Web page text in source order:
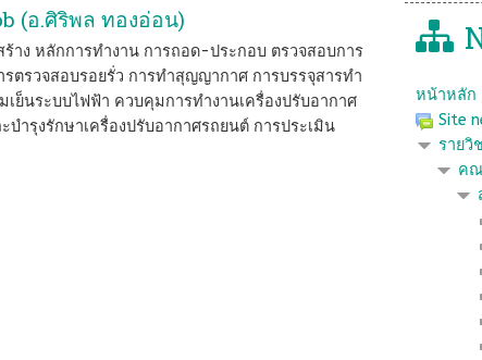
(อ.ศิริพล ทองอ่อน)
าง หลักการทำงาน การถอด-ประกอบ ตรวจสอบการ
ตรวจสอบรอยรั่ว การทําสุญญากาศ การบรรจุสารทํา
ย็นระบบไฟฟ้า ควบคุมการทำงานเครื่องปรับอากาศ
ำรุงรักษาเครื่องปรับอากาศรถยนต์ การประเมิน
หน้าหลัก
Site
รายวิ
คณ